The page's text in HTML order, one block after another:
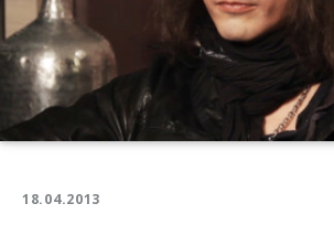
18.04.2013